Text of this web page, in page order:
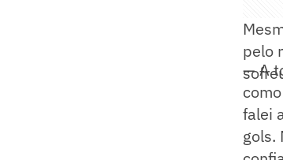
pelo
— A
falei
gols.